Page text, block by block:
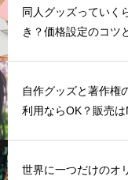
同人グッズっていく
き？価格設定のコツ
自作グッズと著作権
利用ならOK？販売は
世界に一つだけのオ
ランチバッグの入稿